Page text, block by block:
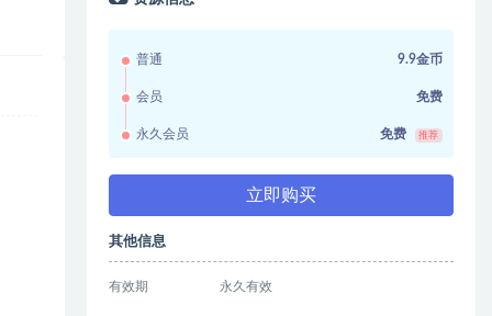
普通 9.9金币
会员 免费
永久会员 免费 推荐
立即购买
其他信息
有效期 永久有效